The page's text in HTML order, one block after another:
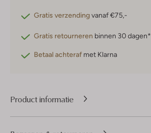
Gratis verzendingvanaf €75,-
Gratis retourneren binnen 30 dagen*
Betaal achteraf met Klarna
Product informatie